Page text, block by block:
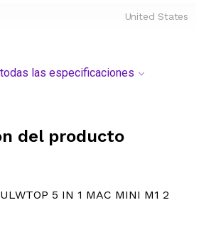
United States
las especificaciones
del producto
5 IN 1 MAC MINI M1 2